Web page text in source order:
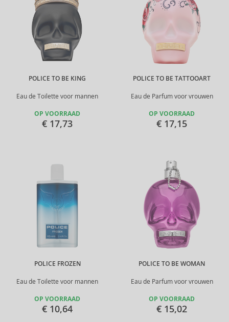
POLICE TO BE KING
Eau de Toilette voor mannen
OP VOORRAAD
€ 17,73
POLICE TO BE TATTOOART
Eau de Parfum voor vrouwen
OP VOORRAAD
€ 17,15
POLICE FROZEN
Eau de Toilette voor mannen
OP VOORRAAD
€ 10,64
POLICE TO BE WOMAN
Eau de Parfum voor vrouwen
OP VOORRAAD
€ 15,02